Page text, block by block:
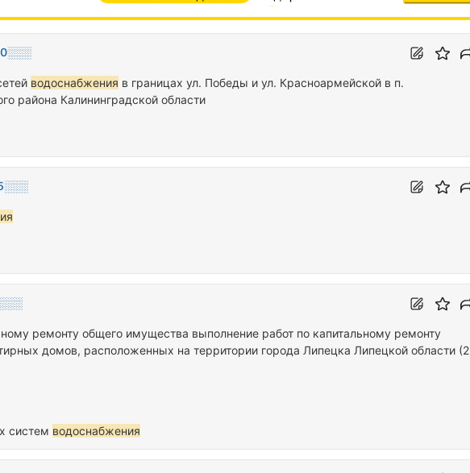
водоснабжения в границах ул. Победы и ул. Красноармейской в п.
района Калининградской области
ремонту общего имущества выполнение работ по капитальному ремонту
домов, расположенных на территории города Липецка Липецкой области (2
систем водоснабжения